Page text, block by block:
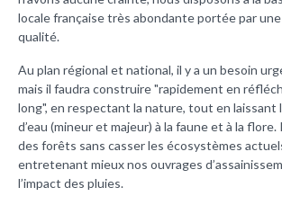
locale française très abondante portée par
qualité.
Au plan régional et national, il y a un besoin
mais il faudra construire "rapidement en
long", en respectant la nature, tout en laissant
d’eau (mineur et majeur) à la faune et à la
des forêts sans casser les écosystèmes
entretenant mieux nos ouvrages
l’impact des pluies.